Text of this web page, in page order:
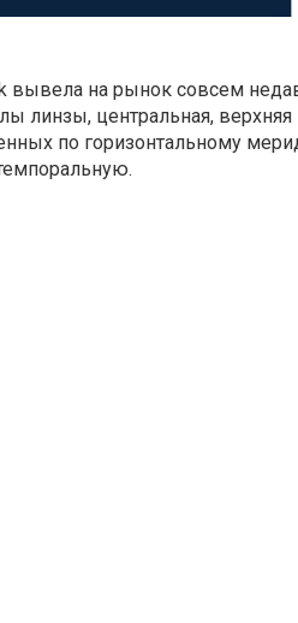
на рынок совсем
линзы, центральная,
по горизонтальному